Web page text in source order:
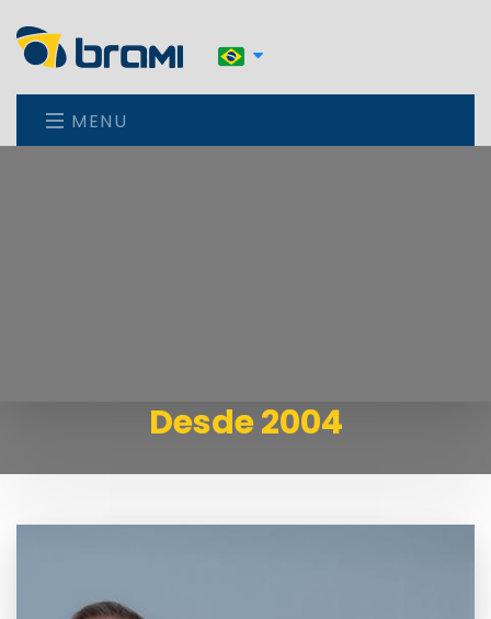
MENU
Desde 2004
20 anos de
Mercado e